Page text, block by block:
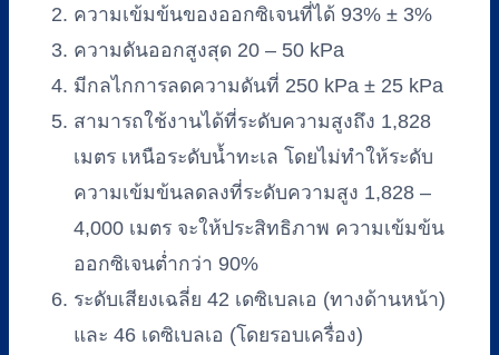
ความเข้มข้นของออกซิเจนที่ได้ 93% ± 3%
ความดันออกสูงสุด 20 – 50 kPa
มีกลไกการลดความดันที่ 250 kPa ± 25 kPa
สามารถใช้งานได้ที่ระดับความสูงถึง 1,828
เมตร เหนือระดับน้ำทะเล โดยไม่ทำให้ระดับ
ความเข้มข้นลดลงที่ระดับความสูง 1,828 –
4,000 เมตร จะให้ประสิทธิภาพ ความเข้มข้น
ออกซิเจนต่ำกว่า 90%
ระดับเสียงเฉลี่ย 42 เดซิเบลเอ (ทางด้านหน้า)
และ 46 เดซิเบลเอ (โดยรอบเครื่อง)